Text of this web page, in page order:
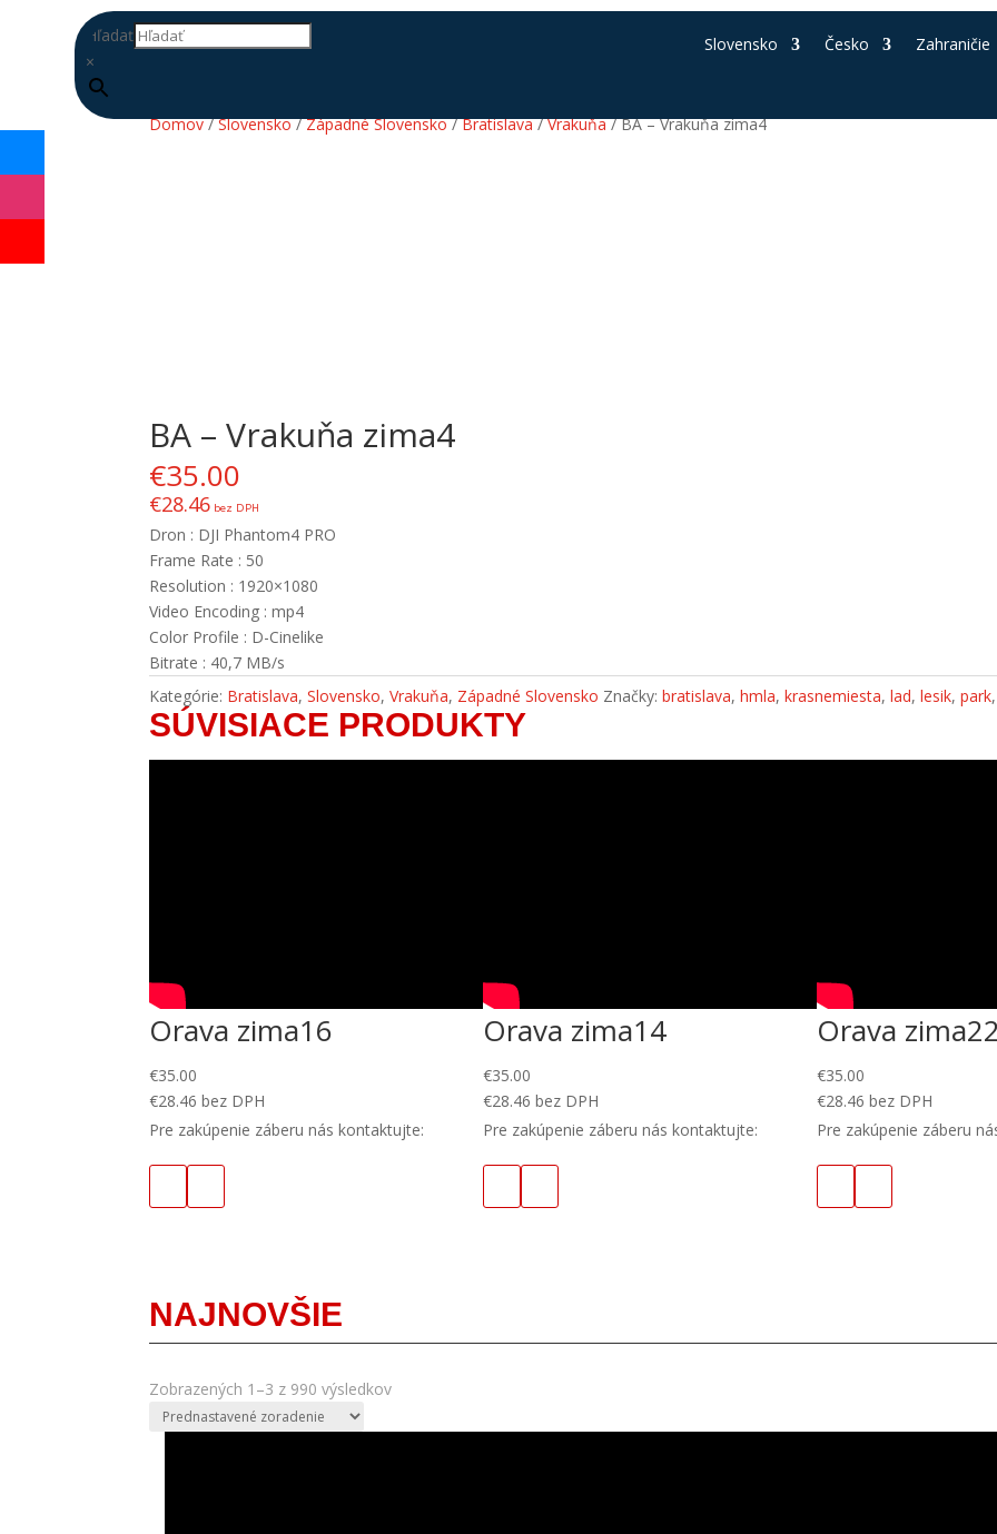
Hľadať
×
Slovensko Česko Zahraničie
Domov/Slovensko/Západné Slovensko/Bratislava/Vrakuňa/ BA – Vrakuňa zima4
BA – Vrakuňa zima4
€35.00
€28.46 bez DPH
Dron : DJI Phantom4 PRO
Frame Rate : 50
Resolution : 1920×1080
Video Encoding : mp4
Color Profile : D-Cinelike
Bitrate : 40,7 MB/s
Kategórie: Bratislava,Slovensko,Vrakuňa, Západné Slovensko Značky:bratislava,hmla,krasnemiesta,lad,lesik,park
SÚVISIACE PRODUKTY
Orava zima16
€35.00
€28.46 bez DPH
Pre zakúpenie záberu nás kontaktujte:
Orava zima14
€35.00
€28.46 bez DPH
Pre zakúpenie záberu nás kontaktujte:
Orava zima22
€35.00
€28.46 bez DPH
Pre zakúpenie záberu
NAJNOVŠIE
Zobrazených 1–3 z 990 výsledkov